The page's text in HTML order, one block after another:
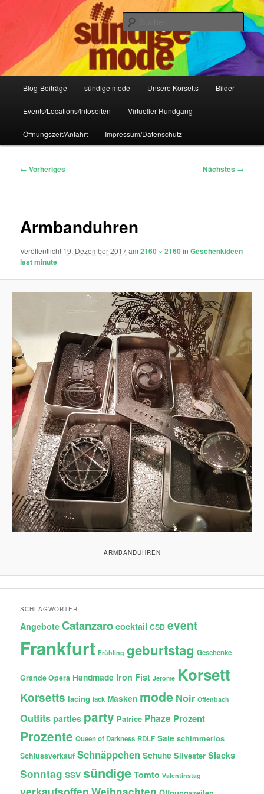
Sündige Mode Frankfurt
IHR Laden für Korsetts, Lifestyle-Mode, Club- und Dark-Wear seit 2004
Blog-Beiträge sündige mode Unsere Korsetts Bilder
Events/Locations/Infoseiten Virtueller Rundgang
Öffnungszeit/Anfahrt Impressum/Datenschutz
Bilder-
← Vorheriges Nächstes →
Armbanduhren
Veröffentlicht 19. Dezember 2017am2160 × 2160inGeschenkideen
last minute
ARMBANDUHREN
SCHLAGWÖRTER
Angebote Catanzaro cocktail CSD event
Frankfurt Frühling geburtstag Geschenke
Grande Opera Handmade Iron Fist Jerome Korsett
Korsetts lacing lack Masken mode Noir Offenbach
Outfits parties party Patrice Phaze Prozent
Prozente Queen of Darkness RDLF Sale schimmerlos
Schlussverkauf Schnäppchen Schuhe Silvester Slacks
Sonntag SSV sündige Tomto Valentinstag